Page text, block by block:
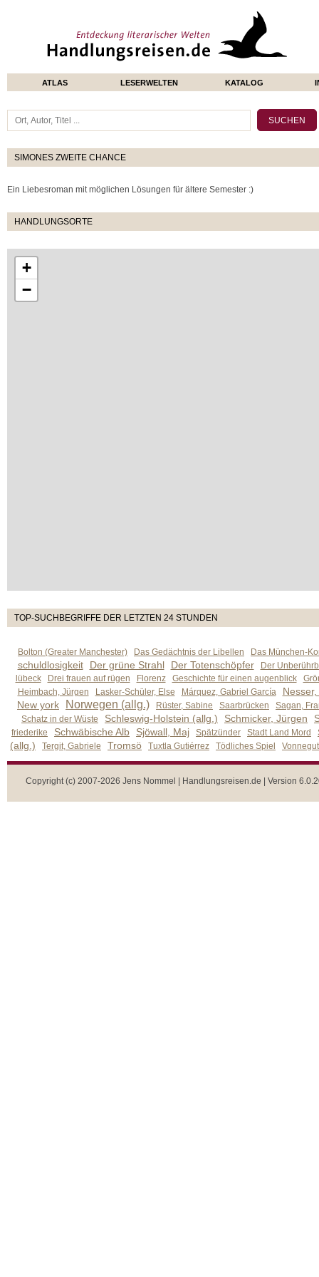
ATLAS LESERWELTEN KATALOG
SIMONES ZWEITE CHANCE
Ein Liebesroman mit möglichen Lösungen für ältere Semester :)
HANDLUNGSORTE
+
−
TOP-SUCHBEGRIFFE DER LETZTEN 24 STUNDEN
Bolton (Greater Manchester) Das Gedächtnis der Libellen Das München-
schuldlosigkeit Der grüne Strahl Der Totenschöpfer
Der
lübeck
Drei frauen auf rügen Florenz Geschichte für einen augenblick
Heimbach, Jürgen
Lasker-Schüler, Else Márquez, Gabriel García
New york
Norwegen (allg.) Rüster, Sabine Saarbrücken
Sagan,
Schatz in der Wüste
Schleswig-Holstein (allg.) Schmicker, Jürgen
friederike Schwäbische Alb Sjöwall, Maj Spätzünder Stadt Land Mord
(allg.) Tergit, Gabriele Tromsö Tuxtla Gutiérrez Tödliches Spiel
Copyright (c) 2007-2026 Jens Nommel | Handlungsreisen.de | Version